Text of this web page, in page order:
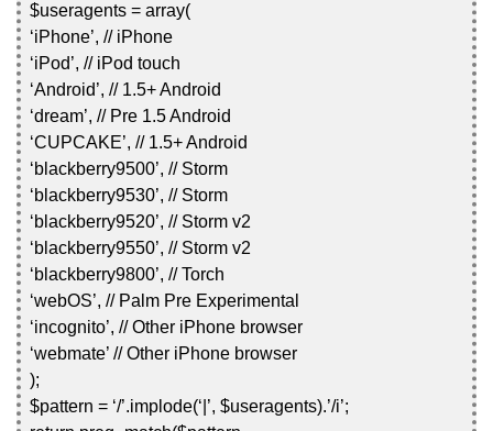
$useragents = array(
‘iPhone’, // iPhone
‘iPod’, // iPod touch
‘Android’, // 1.5+ Android
‘dream’, // Pre 1.5 Android
‘CUPCAKE’, // 1.5+ Android
‘blackberry9500’, // Storm
‘blackberry9530’, // Storm
‘blackberry9520’, // Storm v2
‘blackberry9550’, // Storm v2
‘blackberry9800’, // Torch
‘webOS’, // Palm Pre Experimental
‘incognito’, // Other iPhone browser
‘webmate’ // Other iPhone browser
);
$pattern = ‘/’.implode(‘|’, $useragents).’/i’;